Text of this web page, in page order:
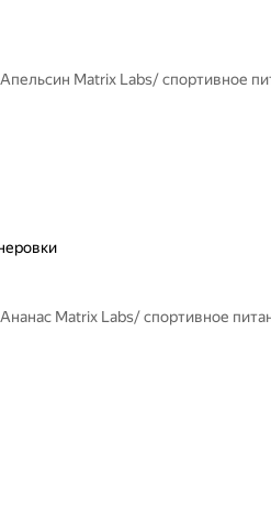
Matrix Labs/ спортивное
Matrix Labs/ спортивное